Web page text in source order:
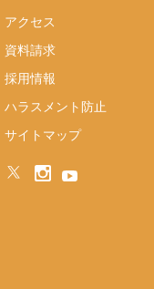
アクセス
資料請求
採用情報
ハラスメント防止
サイトマップ